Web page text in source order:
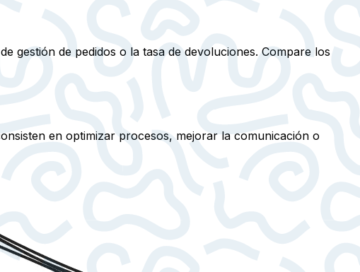
gestión de pedidos o la tasa de devoluciones. Compare los
en optimizar procesos, mejorar la comunicación o